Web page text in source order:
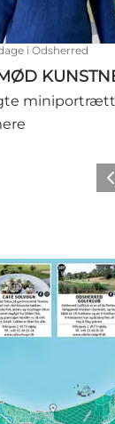
i Odsherred